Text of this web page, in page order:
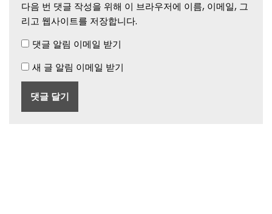
다음 번 댓글 작성을 위해 이 브라우저에 이름, 이메일, 그
리고 웹사이트를 저장합니다.
댓글 알림 이메일 받기
새 글 알림 이메일 받기